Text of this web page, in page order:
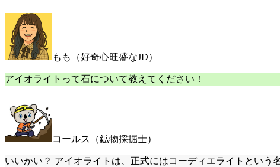
もも（好奇心旺盛なJD）
アイオライトって石について教えてください！
コールス（鉱物採掘士）
いいかい？ アイオライトは、正式にはコーディエライトとい